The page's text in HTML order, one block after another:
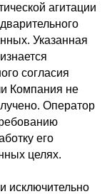
агитации
Указанная
согласия
Компания не
Оператор
его
целях.
исключительно